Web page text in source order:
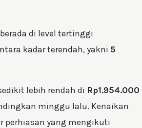
di level tertinggi
kadar terendah, yakni 5
lebih rendah di Rp1.954.000
minggu lalu. Kenaikan
perhiasan yang mengikuti